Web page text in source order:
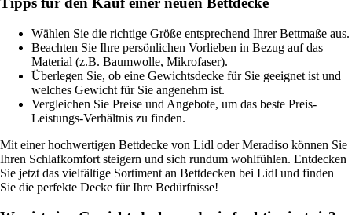
Wählen Sie die richtige Größe entsprechend Ihrer Bettmaße aus.
Beachten Sie Ihre persönlichen Vorlieben in Bezug auf das
Material (z.B. Baumwolle, Mikrofaser).
Überlegen Sie, ob eine Gewichtsdecke für Sie geeignet ist und
welches Gewicht für Sie angenehm ist.
Vergleichen Sie Preise und Angebote, um das beste Preis-
Leistungs-Verhältnis zu finden.
Mit einer hochwertigen Bettdecke von Lidl oder Meradiso können Sie
Ihren Schlafkomfort steigern und sich rundum wohlfühlen. Entdecken
Sie jetzt das vielfältige Sortiment an Bettdecken bei Lidl und finden
Sie die perfekte Decke für Ihre Bedürfnisse!